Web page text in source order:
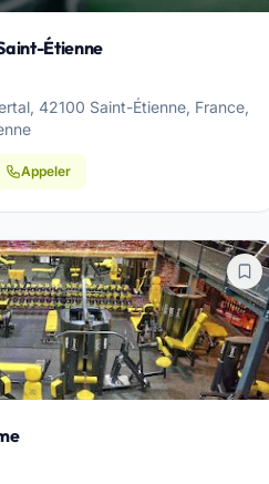
Étienne
42100 Saint-Étienne, France,
Appeler